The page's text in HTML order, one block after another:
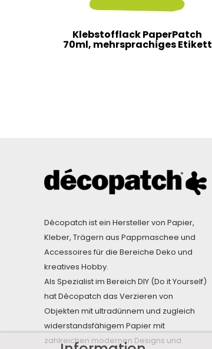
Klebstofflack PaperPatch
70ml, mehrsprachiges Etikett
Décopatch ist ein Hersteller von Papier,
Kleber, Trägern aus Pappmaschee und
Accessoires für die Bereiche Deko und
kreatives Hobby.
Als Spezialist im Bereich DIY (Do it Yourself)
hat Décopatch das Verzieren von
Objekten mit ultradünnem und zugleich
widerstandsfähigem Papier mit
zahlreichen modernen Designs und